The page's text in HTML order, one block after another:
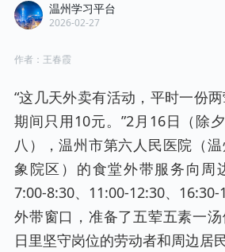
温州学习平台
2026-02-27
作者： 王春霞
“这几天外卖有活动，平时一份
期间只用10元。”2月16日（除
八），温州市第六人民医院（
象院区）的食堂外带服务向周
7:00-8:30、11:00-12:30、
外带窗口，准备了五荤五素一
日里坚守岗位的劳动者和周边居